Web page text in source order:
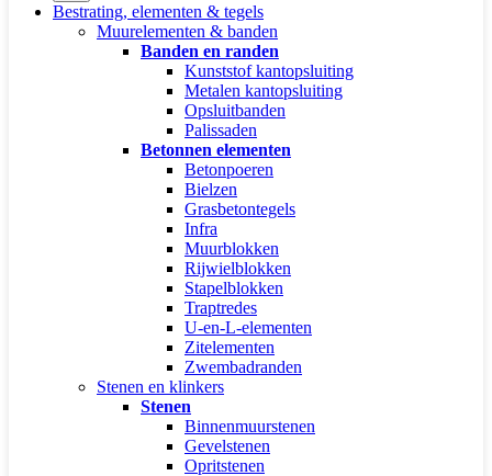
Bestrating, elementen & tegels
Muurelementen & banden
Banden en randen
Kunststof kantopsluiting
Metalen kantopsluiting
Opsluitbanden
Palissaden
Betonnen elementen
Betonpoeren
Bielzen
Grasbetontegels
Infra
Muurblokken
Rijwielblokken
Stapelblokken
Traptredes
U-en-L-elementen
Zitelementen
Zwembadranden
Stenen en klinkers
Stenen
Binnenmuurstenen
Gevelstenen
Opritstenen